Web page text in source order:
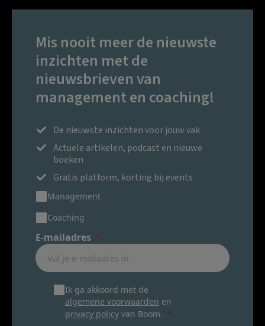
Mis nooit meer de nieuwste
inzichten met de
nieuwsbrieven van
management en coaching!
De nieuwste inzichten voor jouw vak
Actuele artikelen, podcast en nieuwe
boeken
Gratis platform, korting bij events
Management
Coaching
E-mailadres
Ik ga akkoord met de
algemene voorwaarden en
privacy policy van Boom.